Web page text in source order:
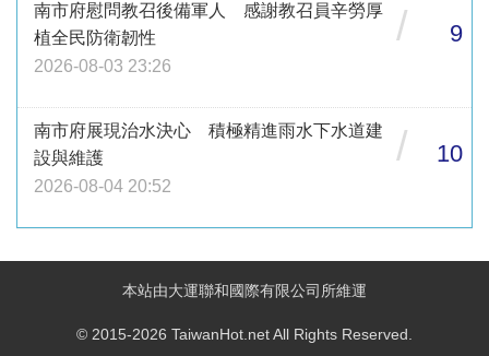
南市府慰問教召後備軍人 感謝教召員辛勞厚
植全民防衛韌性
2026-08-03 23:26
/ 9
南市府展現治水決心 積極精進雨水下水道建
設與維護
2026-08-04 20:52
/ 10
本站由大運聯和國際有限公司所維運
© 2015-2026 TaiwanHot.net All Rights Reserved.